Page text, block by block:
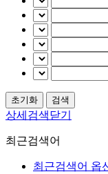
상세검색닫기
최근검색어
최근검색어 옵